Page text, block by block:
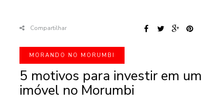
Compartilhar
MORANDO NO MORUMBI
5 motivos para investir em um
imóvel no Morumbi